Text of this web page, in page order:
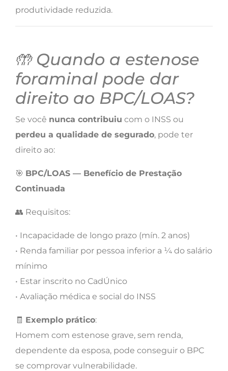
produtividade reduzida.
🤲 Quando a estenose
foraminal pode dar
direito ao BPC/LOAS?
Se você nunca contribuiu com o INSS ou
perdeu a qualidade de segurado, pode ter
direito ao:
🎯 BPC/LOAS — Benefício de Prestação
Continuada
👥 Requisitos:
• Incapacidade de longo prazo (mín. 2 anos)
• Renda familiar por pessoa inferior a ¼ do salário
mínimo
• Estar inscrito no CadÚnico
• Avaliação médica e social do INSS
🧾 Exemplo prático:
Homem com estenose grave, sem renda,
dependente da esposa, pode conseguir o BPC
se comprovar vulnerabilidade.